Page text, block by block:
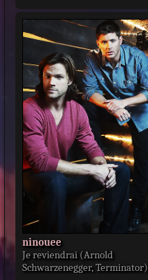
ninouee
Je reviendrai (Arnold
Schwarzenegger, Terminator)